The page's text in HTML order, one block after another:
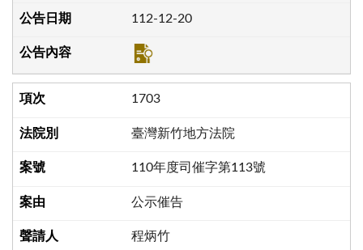
112-12-20
1703
臺灣新竹地方法院
110年度司催字第113號
公示催告
程炳竹